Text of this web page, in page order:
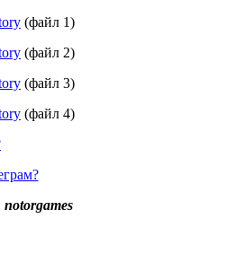
(файл 1)
(файл 2)
(файл 3)
(файл 4)
notorgames